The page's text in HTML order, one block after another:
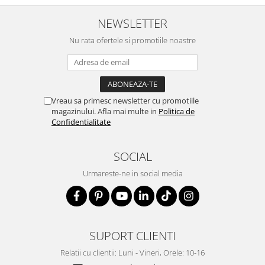
NEWSLETTER
Nu rata ofertele si promotiile noastre
Vreau sa primesc newsletter cu promotiile
magazinului. Afla mai multe in Politica de
Confidentialitate
SOCIAL
Urmareste-ne in social media
SUPORT CLIENTI
Relatii cu clientii: Luni - Vineri, Orele: 10-16